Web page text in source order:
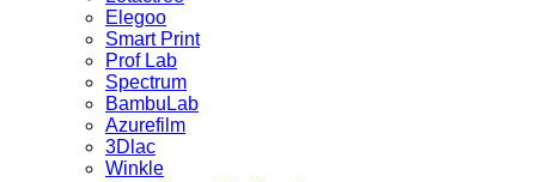
Elegoo
Smart Print
Prof Lab
Spectrum
BambuLab
Azurefilm
3Dlac
Winkle